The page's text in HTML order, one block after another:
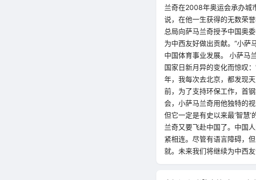
兰奇在2008年奥运会承办城
说，在他一生获得的无数荣
总局向萨马兰奇授予中国奥
为中西友好做出贡献。”小萨
中国体育事业发展。 小萨马
国家日新月异的变化而惊叹
年，我每次去北京，都发现
前，为了支持环保工作，首
会，小萨马兰奇用他独特的
但它一定是有史以来最‘智慧
兰奇又要飞赴中国了。中国
紧相连。尽管有语言障碍，
就。未来我们将继续为中西